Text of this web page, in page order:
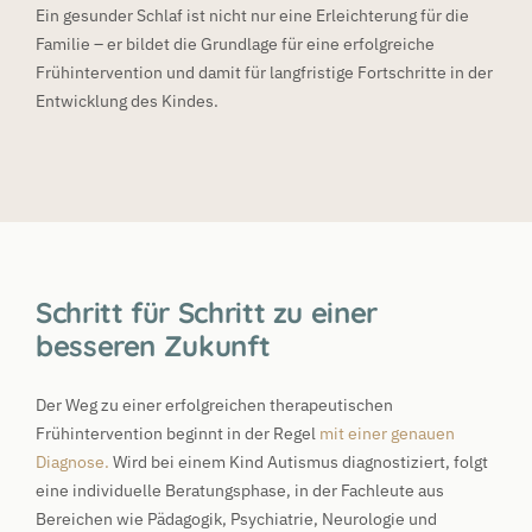
Ein gesunder Schlaf ist nicht nur eine Erleichterung für die
Familie – er bildet die Grundlage für eine erfolgreiche
Frühintervention und damit für langfristige Fortschritte in der
Entwicklung des Kindes.
Schritt für Schritt zu einer
besseren Zukunft
Der Weg zu einer erfolgreichen therapeutischen
Frühintervention beginnt in der Regel mit einer genauen
Diagnose. Wird bei einem Kind Autismus diagnostiziert, folgt
eine individuelle Beratungsphase, in der Fachleute aus
Bereichen wie Pädagogik, Psychiatrie, Neurologie und